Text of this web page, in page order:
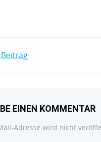
EINEN KOMMENTAR
Adresse wird nicht